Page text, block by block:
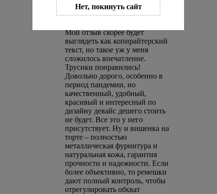
Нет, покинуть сайт
Николай
Мой отзыв скорее будет
выглядеть как копирайтерский
текст, но такое уж у меня
сложилось впечатление.
Трусики понравились!
Довольно дорого, особенно в
период пандемии, но
качественный, удобный,
красивый и интересный по
дизайну девайс дешего стоить
не будет. Все это у него
присутствует. Ну и вишенка на
торте – полностью
металлическая фурнитура и
натуральная кожа, гарантия
прочности и надежности. Если
более объективно, то ремешки
дают полный контроль, чтобы
отрегулировать обхват